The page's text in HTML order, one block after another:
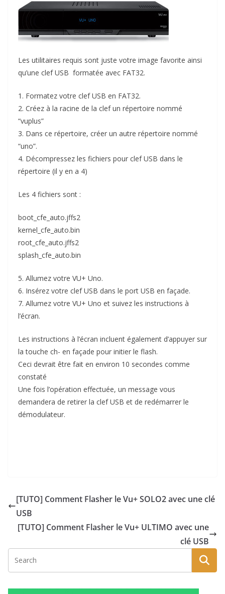
Les utilitaires requis sont juste votre image favorite ainsi
qu’une clef USB formatée avec FAT32.
1. Formatez votre clef USB en FAT32.
2. Créez à la racine de la clef un répertoire nommé
“vuplus”
3. Dans ce répertoire, créer un autre répertoire nommé
“uno”.
4. Décompressez les fichiers pour clef USB dans le
répertoire (il y en a 4)
Les 4 fichiers sont :
boot_cfe_auto.jffs2
kernel_cfe_auto.bin
root_cfe_auto.jffs2
splash_cfe_auto.bin
5. Allumez votre VU+ Uno.
6. Insérez votre clef USB dans le port USB en façade.
7. Allumez votre VU+ Uno et suivez les instructions à
l’écran.
Les instructions à l’écran incluent également d’appuyer sur
la touche ch- en façade pour initier le flash.
Ceci devrait être fait en environ 10 secondes comme
constaté
Une fois l’opération effectuée, un message vous
demandera de retirer la clef USB et de redémarrer le
démodulateur.
[TUTO] Comment Flasher le Vu+ SOLO2 avec une clé
USB
[TUTO] Comment Flasher le Vu+ ULTIMO avec une
clé USB